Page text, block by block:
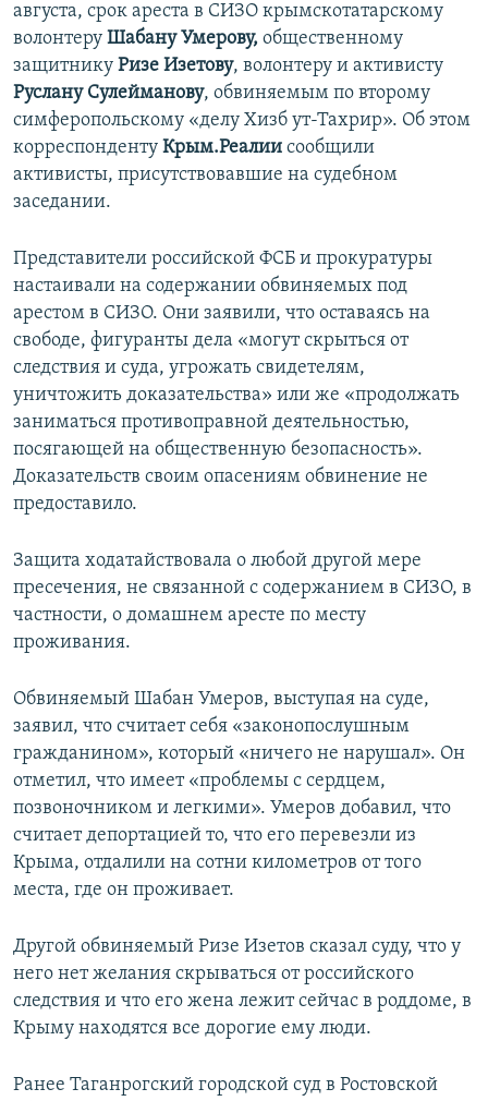
августа, срок ареста в СИЗО крымскотатарскому
волонтеру Шабану Умерову, общественному
защитнику Ризе Изетову, волонтеру и активисту
Руслану Сулейманову, обвиняемым по второму
симферопольскому «делу Хизб ут-Тахрир». Об этом
корреспонденту Крым.Реалии сообщили
активисты, присутствовавшие на судебном
заседании.
Представители российской ФСБ и прокуратуры
настаивали на содержании обвиняемых под
арестом в СИЗО. Они заявили, что оставаясь на
свободе, фигуранты дела «могут скрыться от
следствия и суда, угрожать свидетелям,
уничтожить доказательства» или же «продолжать
заниматься противоправной деятельностью,
посягающей на общественную безопасность».
Доказательств своим опасениям обвинение не
предоставило.
Защита ходатайствовала о любой другой мере
пресечения, не связанной с содержанием в СИЗО, в
частности, о домашнем аресте по месту
проживания.
Обвиняемый Шабан Умеров, выступая на суде,
заявил, что считает себя «законопослушным
гражданином», который «ничего не нарушал». Он
отметил, что имеет «проблемы с сердцем,
позвоночником и легкими». Умеров добавил, что
считает депортацией то, что его перевезли из
Крыма, отдалили на сотни километров от того
места, где он проживает.
Другой обвиняемый Ризе Изетов сказал суду, что у
него нет желания скрываться от российского
следствия и что его жена лежит сейчас в роддоме, в
Крыму находятся все дорогие ему люди.
Ранее Таганрогский городской суд в Ростовской